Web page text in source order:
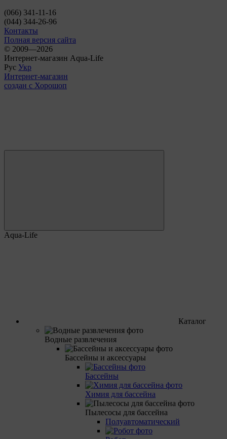
(066) 341-11-16
(044) 344-26-96
Контакты
Полная версия сайта
© 2009—2026
Интернет-магазин Aqua-Life
Рус Укр
Интернет-магазин
создан с Хорошоп
Aqua-Life
Каталог
Водные развлечения
Бассейны и аксессуары
Бассейны
Химия для бассейна
Пылесосы для бассейна
Полуавтоматический